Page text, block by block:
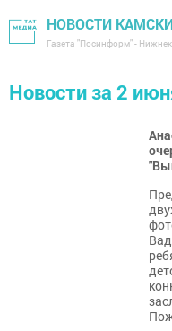
НОВОСТИ
Газета "Посинформ" -
Новости за 2